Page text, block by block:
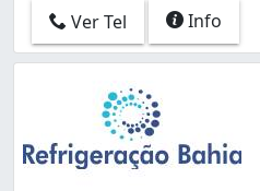
Ver Tel Info